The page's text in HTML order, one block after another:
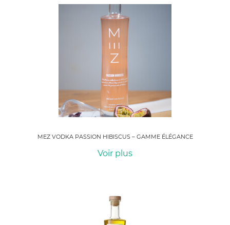
MEZ VODKA PASSION HIBISCUS – GAMME ÉLÉGANCE
Voir plus